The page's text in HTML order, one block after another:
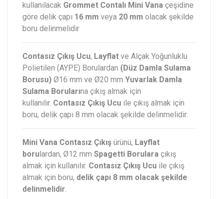
kullanılacak Grommet Contalı Mini Vana çeşidine
göre delik çapı 16 mm veya 20 mm olacak şekilde
boru delinmelidir
Contasız Çıkış Ucu, Layflat ve Alçak Yoğunluklu
Polietilen (AYPE) Borulardan (Düz Damla Sulama
Borusu) Ø16 mm ve Ø20 mm Yuvarlak Damla
Sulama Borularına çıkış almak için
kullanılır. Contasız Çıkış Ucu ile çıkış almak için
boru, delik çapı 8 mm olacak şekilde delinmelidir.
Mini Vana Contasız Çıkış ürünü, Layflat
boru lardan, Ø12 mm Spagetti Borulara çıkış
almak için kullanılır. Contasız Çıkış Ucu ile çıkış
almak için boru, delik çapı 8 mm olacak şekilde
delinmelidir.